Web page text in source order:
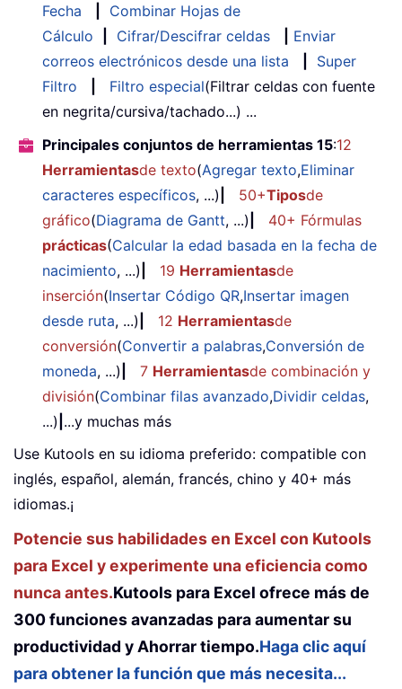
Fecha
Combinar Hojas de
Cálculo
Cifrar/Descifrar celdas
Enviar
correos electrónicos desde una lista
Super
Filtro
Filtro especial(Filtrar celdas con fuente
en negrita/cursiva/tachado...) ...
Principales conjuntos de herramientas 15:12
Herramientasde texto(Agregar texto,Eliminar
caracteres específicos, ...) 50+Tiposde
gráfico(Diagrama de Gantt, ...)
40+ Fórmulas
prácticas(Calcular la edad basada en la fecha de
nacimiento, ...) 19 Herramientasde
inserción(Insertar Código QR,Insertar imagen
desde ruta, ...) 12 Herramientasde
conversión(Convertir a palabras,Conversión de
moneda, ...) 7 Herramientasde combinación y
división(Combinar filas avanzado,Dividir celdas,
...) ...y muchas más
Use Kutools en su idioma preferido: compatible con
inglés, español, alemán, francés, chino y 40+ más
idiomas.¡
Potencie sus habilidades en Excel con Kutools
para Excel y experimente una eficiencia como
nunca antes.Kutools para Excel ofrece más de
300 funciones avanzadas para aumentar su
productividad y Ahorrar tiempo.Haga clic aquí
para obtener la función que más necesita...